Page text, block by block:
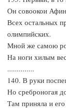
Он совоокои
Всех остальных
олимпийских.
Мной же самою
На ноги хилым
..............
140. В руки
Но среброногая
Там приняла и